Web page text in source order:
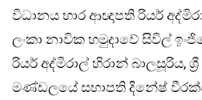
විධානය භාර ආඥාපති රියර්
ලංකා නාවික හමුදාවේ සිවිල්
රියර් අද්මිරාල් හිරාන් බාලසූරිය,
මණ්ඩලයේ සභාපති දිනේෂ්